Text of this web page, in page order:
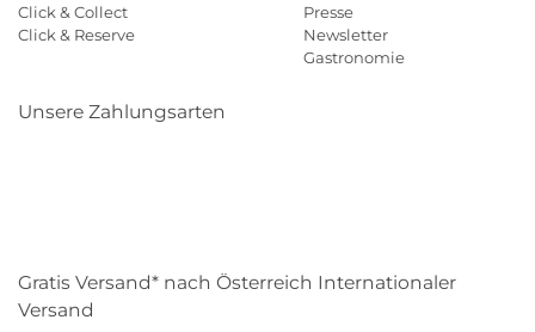
Click & Collect
Click & Reserve
Presse
Newsletter
Gastronomie
Unsere Zahlungsarten
Gratis Versand* nach Österreich Internationaler
Versand